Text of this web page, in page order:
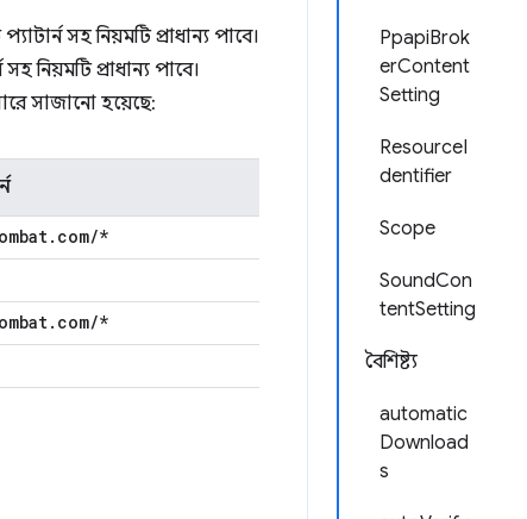
PpapiBrok
erContent
Setting
ResourceI
dentifier
Scope
SoundCon
tentSetting
বৈশিষ্ট্য
automatic
Download
s
সহ নিয়মটি প্রাধান্য পাবে।
নিয়মটি প্রাধান্য পাবে।
সাজানো হয়েছে:
. com/*
. com/*